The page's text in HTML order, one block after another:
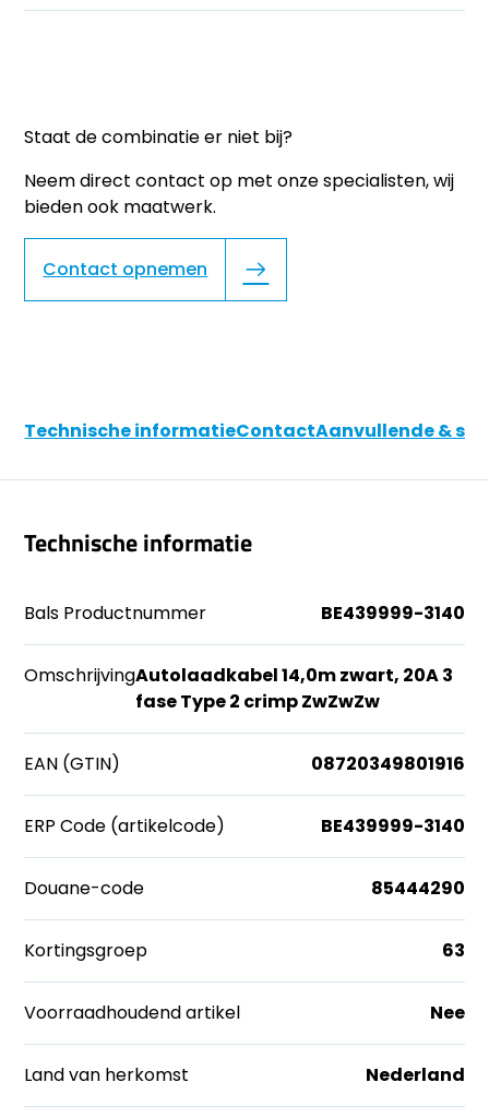
Staat de combinatie er niet bij?
Neem direct contact op met onze specialisten, wij
bieden ook maatwerk.
Contact opnemen
Technische informatieContactAanvullende &
Technische informatie
Bals Productnummer BE439999-3140
OmschrijvingAutolaadkabel 14,0m zwart, 20A 3
fase Type 2 crimp ZwZwZw
EAN (GTIN) 08720349801916
ERP Code (artikelcode) BE439999-3140
Douane-code 85444290
Kortingsgroep 63
Voorraadhoudend artikel Nee
Land van herkomst Nederland